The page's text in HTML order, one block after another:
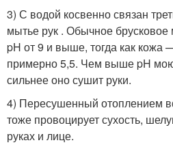
3) С водой косвенно связан
мытье рук . Обычное
pH от 9 и выше, тогда как кожа
примерно 5,5. Чем выше pH
сильнее оно сушит руки.
4) Пересушенный отоплением
тоже провоцирует сухость,
руках и лице.